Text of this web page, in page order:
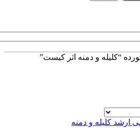
“کلیله و دمنه اثر کیست”